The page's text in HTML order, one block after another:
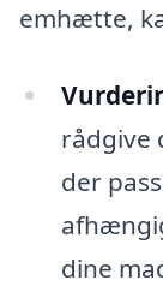
emhætte,
rådgive
der
dine